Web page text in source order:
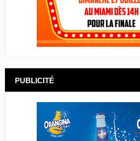
PUBLICITÉ